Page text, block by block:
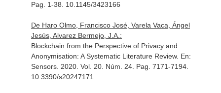
Pag. 1-38. 10.1145/3423166
De Haro Olmo, Francisco José, Varela Vaca, Ángel
Jesús, Alvarez Bermejo, J.A.:
Blockchain from the Perspective of Privacy and
Anonymisation: A Systematic Literature Review. En:
Sensors. 2020. Vol. 20. Núm. 24. Pag. 7171-7194.
10.3390/s20247171